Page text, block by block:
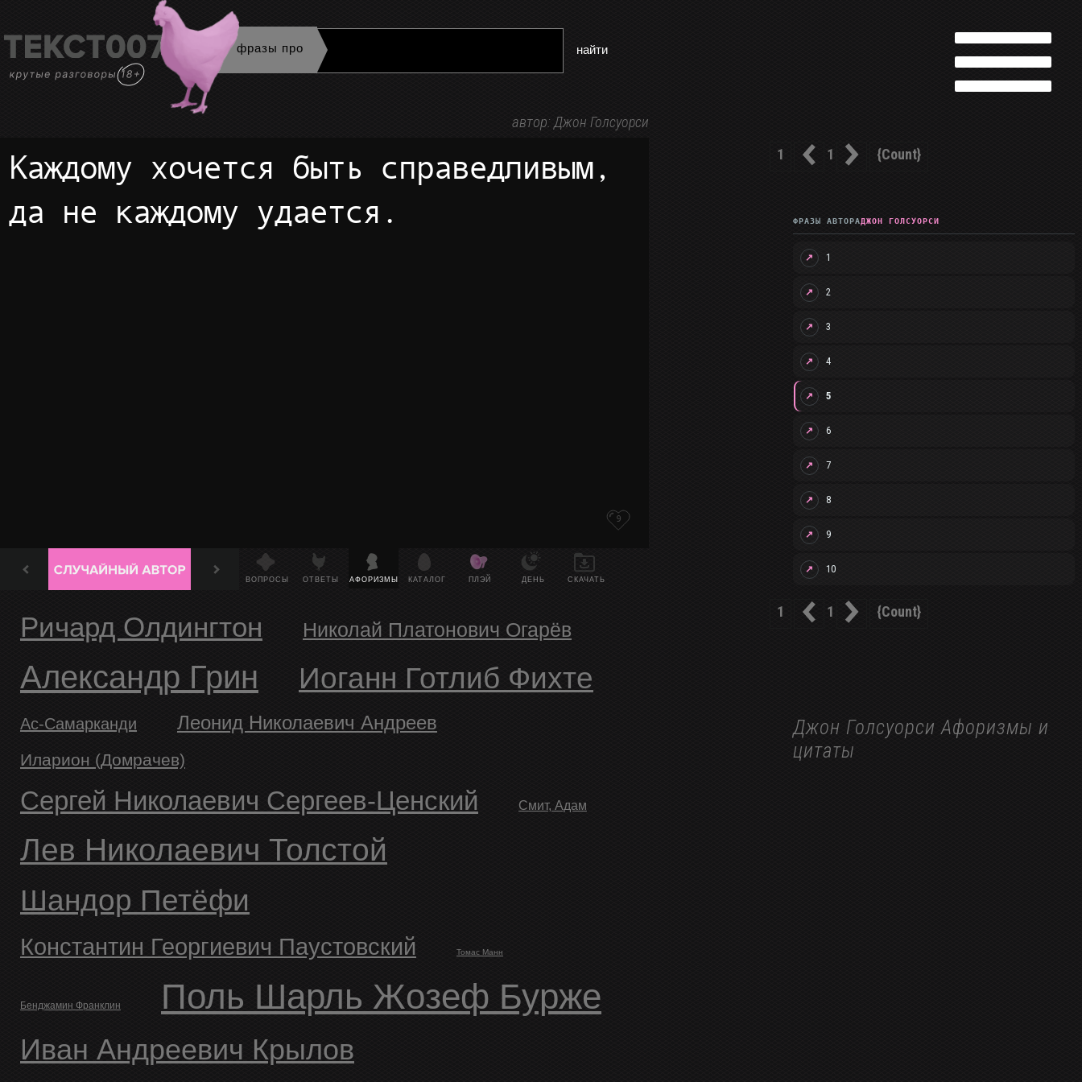
фразы про найти
автор:Джон Голсуорси
Каждому хочется быть справедливым,
да не каждому удается.
9
ВОПРОСЫ ОТВЕТЫ АФОРИЗМЫ КАТАЛОГ ПЛЭЙ ДЕНЬ СКАЧАТЬ
Ричард Олдингтон Николай Платонович Огарёв
Александр Грин Иоганн Готлиб Фихте
Ас-Cамарканди Леонид Николаевич Андреев
Иларион (Домрачев)
Сергей Николаевич Сергеев-Ценский Смит, Адам
Лев Николаевич Толстой
Шандор Петёфи
Константин Георгиевич Паустовский Томас Манн
Бенджамин Франклин Поль Шарль Жозеф Бурже
Иван Андреевич Крылов
1 1 {count}
ФРАЗЫ АВТОРАДЖОН ГОЛСУОРСИ
↗ 1
↗ 2
↗ 3
↗ 4
↗ 5
↗ 6
↗ 7
↗ 8
↗ 9
↗ 10
1 1 {count}
Джон Голсуорси Афоризмы и
цитаты